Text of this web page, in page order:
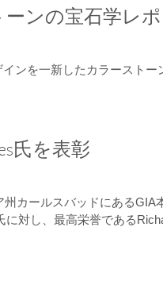
ーンの宝石学レ
ンを一新したカラースト
氏を表彰
州カールスバッドにあるGIA
対し、最高栄誉である